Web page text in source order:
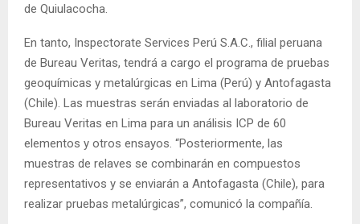
de Quiulacocha.
En tanto, Inspectorate Services Perú S.A.C., filial peruana
de Bureau Veritas, tendrá a cargo el programa de pruebas
geoquímicas y metalúrgicas en Lima (Perú) y Antofagasta
(Chile). Las muestras serán enviadas al laboratorio de
Bureau Veritas en Lima para un análisis ICP de 60
elementos y otros ensayos. “Posteriormente, las
muestras de relaves se combinarán en compuestos
representativos y se enviarán a Antofagasta (Chile), para
realizar pruebas metalúrgicas”, comunicó la compañía.